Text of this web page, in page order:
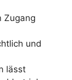
Zugang
und
lässt